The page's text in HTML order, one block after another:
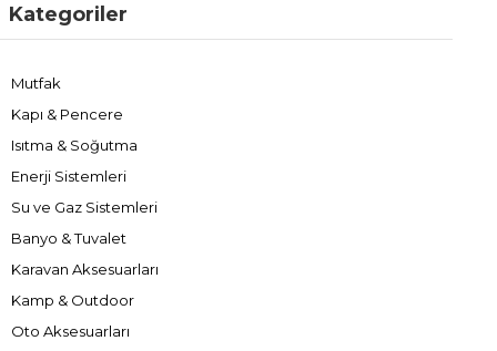
Kategoriler
Mutfak
Kapı & Pencere
Isıtma & Soğutma
Enerji Sistemleri
Su ve Gaz Sistemleri
Banyo & Tuvalet
Karavan Aksesuarları
Kamp & Outdoor
Oto Aksesuarları